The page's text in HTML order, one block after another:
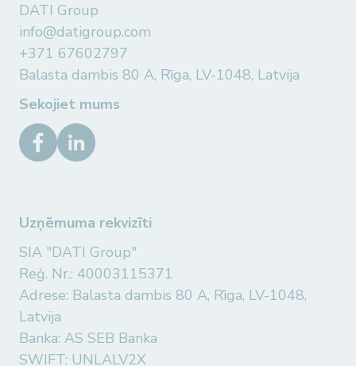
DATI Group
info@datigroup.com
+371 67602797
Balasta dambis 80 A, Rīga, LV-1048, Latvija
Sekojiet mums
Uzņēmuma rekvizīti
SIA "DATI Group"
Reģ. Nr.: 40003115371
Adrese: Balasta dambis 80 A, Rīga, LV-1048,
Latvija
Banka: AS SEB Banka
SWIFT: UNLALV2X